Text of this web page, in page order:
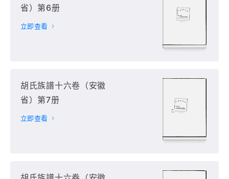
省）第6册
立即查看
胡氏族譜十六卷（安徽
省）第7册
立即查看